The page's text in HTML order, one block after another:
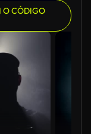
O CÓDIGO